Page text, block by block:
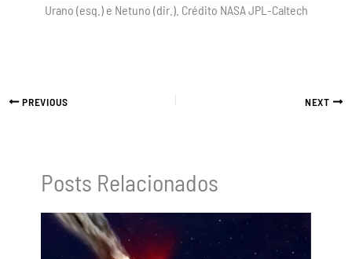
Urano (esq.) e Netuno (dir.). Crédito NASA JPL-Caltech
PREVIOUS NEXT
Posts Relacionados